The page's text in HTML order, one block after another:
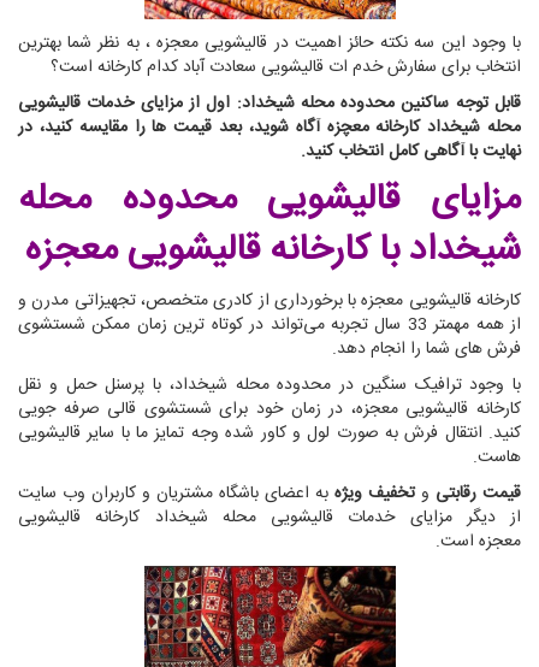
با وجود این سه نکته حائز اهمیت در قالیشویی معجزه ، به نظر شما بهترین
انتخاب برای سفارش خدم ات قالیشویی سعادت آباد کدام کارخانه است؟
قابل توجه ساکنین محدوده محله شیخداد: اول از مزایای خدمات قالیشویی
محله شیخداد کارخانه معچزه آگاه شوید، بعد قیمت ها را مقایسه کنید، در
نهایت با آگاهی کامل انتخاب کنید.
مزایای قالیشویی محدوده محله
شیخدادبا کارخانه قالیشویی معجزه
کارخانه قالیشویی معجزه با برخورداری از کادری متخصص، تجهیزاتی مدرن و
از همه مهمتر 33 سال تجربه می‌تواند در کوتاه ترین زمان ممکن شستشوی
فرش های شما را انجام دهد.
با وجود ترافیک سنگین در محدوده محله شیخداد، با پرسنل حمل و نقل
کارخانه قالیشویی معجزه، در زمان خود برای شستشوی قالی صرفه جویی
کنید. انتقال فرش به صورت لول و کاور شده وجه تمایز ما با سایر قالیشویی
هاست.
قیمت رقابتی وتخفیف ویژه به اعضای باشگاه مشتریان و کاربران وب سایت
از دیگر مزایای خدمات قالیشویی محله شیخداد کارخانه قالیشویی
معجزه است.